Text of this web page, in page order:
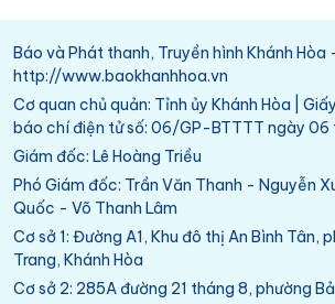
Báo và Phát thanh, Truyền hình Khánh Hòa
http://www.baokhanhhoa.vn
Cơ quan chủ quản: Tỉnh ủy Khánh Hòa |
báo chí điện tử số: 06/GP-BTTTT ngày 06
Giám đốc: Lê Hoàng Triều
Phó Giám đốc: Trần Văn Thanh - Nguyễn
Quốc - Võ Thanh Lâm
Cơ sở 1: Đường A1, Khu đô thị An Bình Tân,
Trang, Khánh Hòa
Cơ sở 2: 285A đường 21 tháng 8, phường